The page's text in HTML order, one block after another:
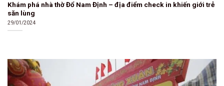
Khám phá nhà thờ Đổ Nam Định – địa điểm check in khiến giới trẻ
săn lùng
29/01/2024